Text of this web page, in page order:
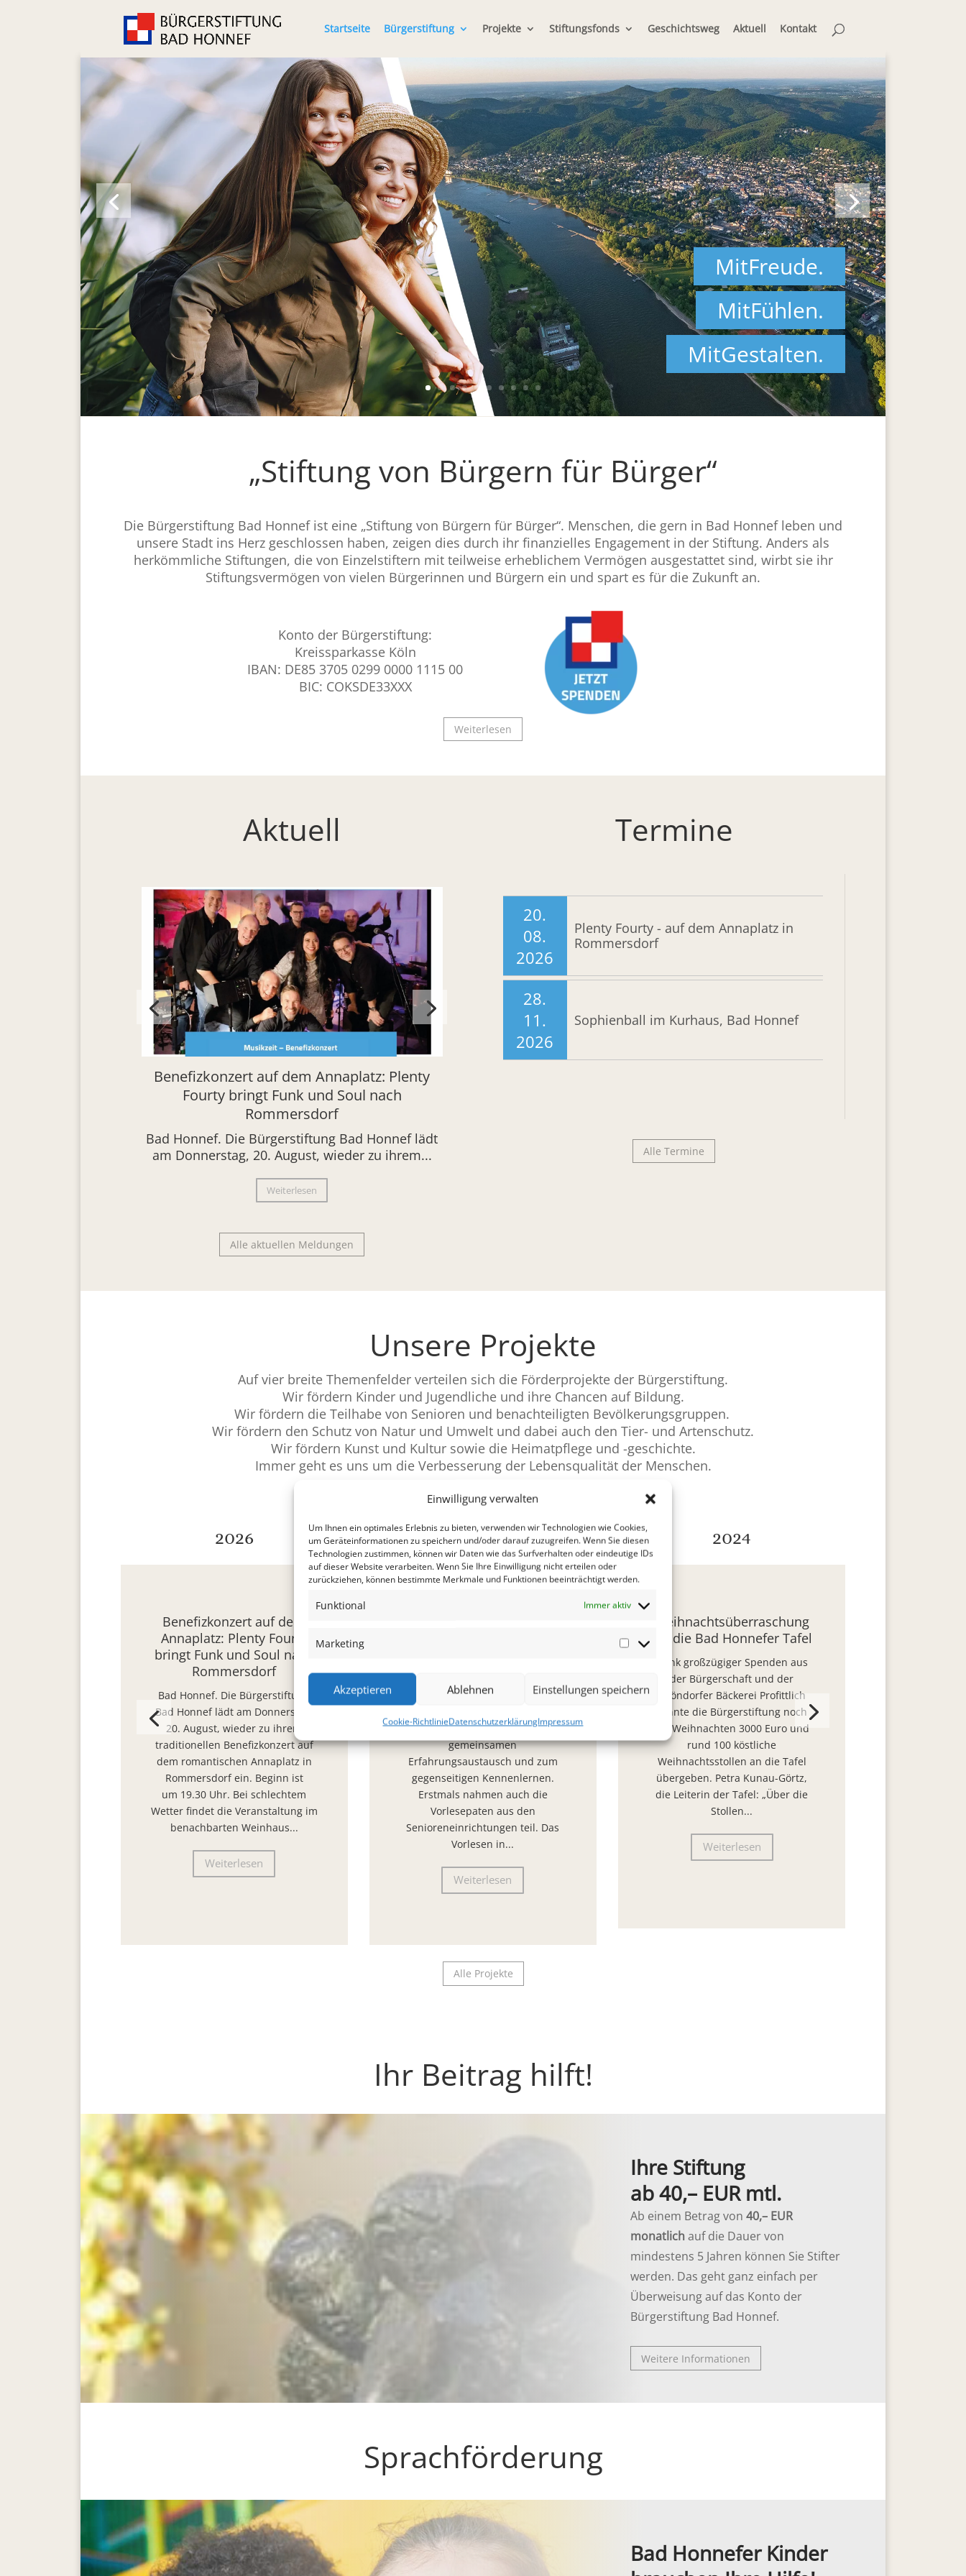
Einwilligung verwalten
Um Ihnen ein optimales Erlebnis zu bieten, verwenden wir Technologien wie Cookies,
um Geräteinformationen zu speichern und/oder darauf zuzugreifen. Wenn Sie diesen
Technologien zustimmen, können wir Daten wie das Surfverhalten oder eindeutige IDs
auf dieser Website verarbeiten. Wenn Sie Ihre Einwilligung nicht erteilen oder
zurückziehen, können bestimmte Merkmale und Funktionen beeinträchtigt werden.
Funktional Immer aktiv
Marketing
Marketing
Akzeptieren Ablehnen Einstellungen speichern
Cookie-RichtlinieDatenschutzerklärungImpressum
Startseite Bürgerstiftung Projekte Stiftungsfonds Geschichtsweg Aktuell Kontakt
MitFreude.
MitFühlen.
MitGestalten.
„Stiftung von Bürgern für Bürger“
Die Bürgerstiftung Bad Honnef ist eine „Stiftung von Bürgern für Bürger“. Menschen, die gern in Bad Honnef leben und
unsere Stadt ins Herz geschlossen haben, zeigen dies durch ihr finanzielles Engagement in der Stiftung. Anders als
herkömm­liche Stiftungen, die von Einzelstiftern mit teilweise erheblichem Vermögen ausgestattet sind, wirbt sie ihr
Stiftungsvermögen von vielen Bürgerinnen und Bürgern ein und spart es für die Zukunft an.
Konto der Bürgerstiftung:
Kreissparkasse Köln
IBAN: DE85 3705 0299 0000 1115 00
BIC: COKSDE33XXX
Weiterlesen
Aktuell
Benefizkonzert auf dem Annaplatz: Plenty
Fourty bringt Funk und Soul nach
Rommersdorf
Bad Honnef. Die Bürgerstiftung Bad Honnef lädt
am Donnerstag, 20. August, wieder zu ihrem...
Weiterlesen
Alle aktuellen Meldungen
Termine
20.
08.
2026
Plenty Fourty - auf dem Annaplatz in
Rommersdorf
28.
11.
2026
Sophienball im Kurhaus, Bad Honnef
Alle Termine
Unsere Projekte
Auf vier breite Themenfelder verteilen sich die Förderprojekte der Bürgerstiftung.
Wir fördern Kinder und Jugendliche und ihre Chancen auf Bildung.
Wir fördern die Teilhabe von Senioren und benachteiligten Bevölkerungsgruppen.
Wir fördern den Schutz von Natur und Umwelt und dabei auch den Tier- und Artenschutz.
Wir fördern Kunst und Kultur sowie die Heimatpflege und -geschichte.
Immer geht es uns um die Verbesserung der Lebensqualität der Menschen.
2026
Benefizkonzert auf dem
Annaplatz: Plenty Fourty
bringt Funk und Soul nach
Rommersdorf
Bad Honnef. Die Bürgerstiftung
Bad Honnef lädt am Donnerstag,
20. August, wieder zu ihrem
traditionellen Benefizkonzert auf
dem romantischen Annaplatz in
Rommersdorf ein. Beginn ist
um 19.30 Uhr. Bei schlechtem
Wetter findet die Veranstaltung im
benachbarten Weinhaus...
Weiterlesen
2025
Bereits zum dritten Mal trafen
sich in der Adventszeit die
Bad Honnef zu einem
gemeinsamen
Erfahrungsaustausch und zum
gegenseitigen Kennenlernen.
Erstmals nahmen auch die
Vorlesepaten aus den
Senioreneinrichtungen teil. Das
Vorlesen in...
Weiterlesen
2024
Weihnachtsüberraschung
für die Bad Honnefer Tafel
Dank großzügiger Spenden aus
der Bürgerschaft und der
Rhöndorfer Bäckerei Profittlich
konnte die Bürgerstiftung noch
vor Weihnachten 3000 Euro und
rund 100 köstliche
Weihnachtsstollen an die Tafel
übergeben. Petra Kunau-Görtz,
die Leiterin der Tafel: „Über die
Stollen...
Weiterlesen
Alle Projekte
Ihr Beitrag hilft!
Ihre Stiftung
ab 40,– EUR mtl.
Ab einem Betrag von 40,– EUR
monatlichauf die Dauer von
mindestens 5 Jahren können Sie Stifter
werden. Das geht ganz einfach per
Überweisung auf das Konto der
Bürgerstiftung Bad Honnef.
Weitere Informationen
Sprachförderung
Bad Honnefer Kinder